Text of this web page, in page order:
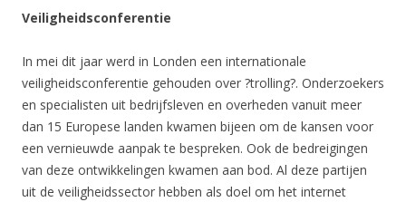
Veiligheidsconferentie
In mei dit jaar werd in Londen een internationale
veiligheidsconferentie gehouden over ?trolling?. Onderzoekers
en specialisten uit bedrijfsleven en overheden vanuit meer
dan 15 Europese landen kwamen bijeen om de kansen voor
een vernieuwde aanpak te bespreken. Ook de bedreigingen
van deze ontwikkelingen kwamen aan bod. Al deze partijen
uit de veiligheidssector hebben als doel om het internet